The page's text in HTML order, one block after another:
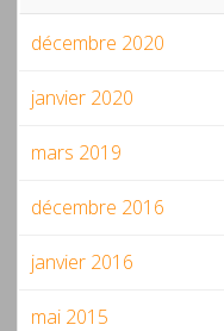
décembre 2020
janvier 2020
mars 2019
décembre 2016
janvier 2016
mai 2015